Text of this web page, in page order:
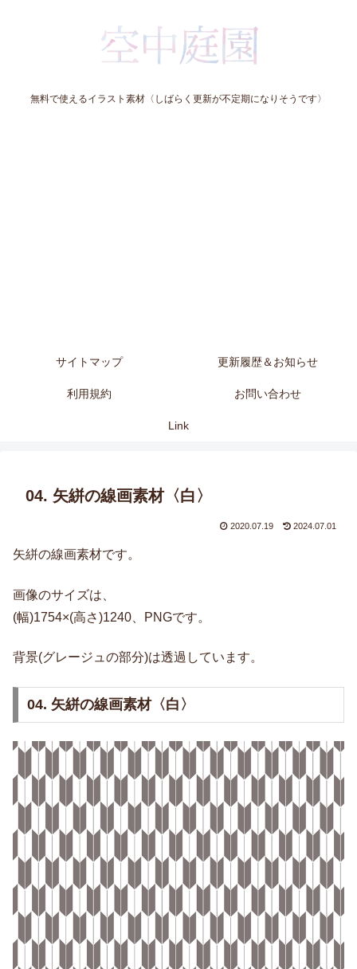
無料で使えるイラスト素材〈しばらく更新が不定期になりそうです〉
サイトマップ 更新履歴＆お知らせ
利用規約 お問い合わせ
Link
04. 矢絣の線画素材〈白〉
2020.07.19 2024.07.01
矢絣の線画素材です。
画像のサイズは、
(幅)1754×(高さ)1240、PNGです。
背景(グレージュの部分)は透過しています。
04. 矢絣の線画素材〈白〉